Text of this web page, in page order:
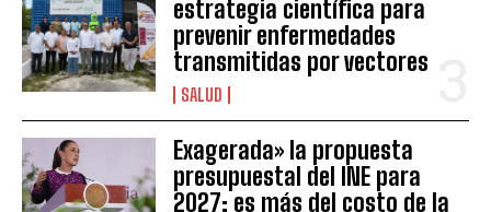
estrategia científica para
prevenir enfermedades
transmitidas por vectores
SALUD
Exagerada» la propuesta
presupuestal del INE para
2027; es más del costo de la